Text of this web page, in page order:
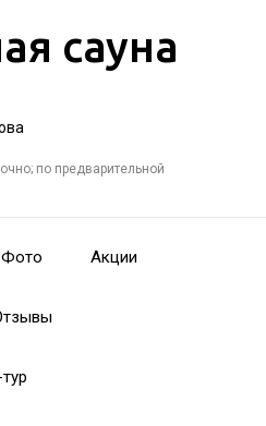
сауна
по предварительной
Фото Акции